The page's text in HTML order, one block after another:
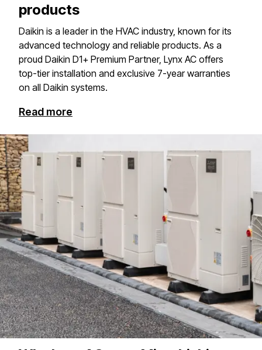
products
Daikin is a leader in the HVAC industry, known for its
advanced technology and reliable products. As a
proud Daikin D1+ Premium Partner, Lynx AC offers
top-tier installation and exclusive 7-year warranties
on all Daikin systems.​​​​‌ ‍ ​‍​‍‌‍ ‌ ​‍‌‍‍‌‌‍‌ ‌‍‍‌‌‍ ‍​‍​‍​ ‍‍​‍​‍‌ ​ ‌‍​‌‌‍ ‍‌‍‍‌‌ ‌​‌ ‍‌​‍ ‍‌‍‍‌‌‍ ​‍​‍​‍ ​​‍​‍‌‍‍​‌ ​‍‌‍‌‌‌‍‌‍​‍​‍​ ‍‍​‍​‍​‍ ‌‍​‌‌‍‌​‌‍ ‌‌‍‍‌‌‍ ‍​‍ ‌‍‍‌‌‍ ‍‌ ‌​‌‍‌‌‌‍ ‍‌ ‌​​‍ ‌‍‌‌‌‍‌​‌‍‍‌‌ ‌​​‍ ‌‍ ‌‌‍ ‌‍‌​‌‍‌‌​ ‌‌ ​​‌ ​‍‌‍‌‌‌ ​ ‌‍‌‌‌‍ ‍‌ ‌​‌‍​‌‌ ‌​‌‍‍‌‌‍ ‌‍ ‍​ ‍ ‌‍‍‌‌‍‌​​ ‌​ ‌‍​ ​​​ ​​​ ​‍​ ‌‍​ ​ ‌‍​ ​ ‌‍​‍ ‌‌‍​‍​ ‌​​ ‌‍​ ​ ​‍ ‌​ ‌​​ ‍‌‌‍​ ‌‍​‌​‍ ‌‌‍​‌​ ‌‌‌‍​ ​ ‌‍​‍ ‌‌‍‌‌​ ​‌‌‍‌​​ ‍‌​ ‌​‌‍‌‍​ ​ ​ ‍​‌‍​‍​ ‌‍‌‍‌​‌‍​ ​ ‍ ‌ ‌​‌ ‍‌‌ ​​‌‍‌‌​ ‌‌ ​​‌‍ ‌ ​ ‌ ‌​​ ‍ ‌ ​​‌‍​‌‌ ‌​‌‍‍​​ ‌‌ ​ ‌‍‍​‌‍ ‌ ​‍‌ ‌​‌​‌​‌‍‌‌‌ ​ ‌‍​ ‌ ​‍‌‍‍‌‌ ​​‌ ‌​‌‍‍‌‌‍ ‌‍ ‍​ ‌‍​‍‌‍​‌‌ ​ ‌‍‌‌‌‌‌‌‌ ​‍‌‍ ​​ ‌​‍‌‌​ ​‍‌​‌‍‌‍​‌‌‍‌​‌‍ ‌‌‍‍‌‌‍ ‍​‍‌‍‌‍‍‌‌‍‌​​ ‌​ ‌‍​ ​​​ ​​​ ​‍​ ‌‍​ ​ ‌‍​ ​ ‌‍​‍ ‌‌‍​‍​ ‌​​ ‌‍​ ​ ​‍ ‌​ ‌​​ ‍‌‌‍​ ‌‍​‌​‍ ‌‌‍​‌​ ‌‌‌‍​ ​ ‌‍​‍ ‌‌‍‌‌​ ​‌‌‍‌​​ ‍‌​ ‌​‌‍‌‍​ ​ ​ ‍​‌‍​‍​ ‌‍‌‍‌​‌‍​ ​‍‌‍‌ ‌​‌ ‍‌‌ ​​‌‍‌‌​ ‌‌ ​​‌‍ ‌ ​ ‌ ‌​​‍‌‍‌ ​​‌‍​‌‌ ‌​‌‍‍​​ ‌‌ ​ ‌‍‍​‌‍ ‌ ​‍‌ ‌​‌​‌​‌‍‌‌‌ ​ ‌‍​ ‌ ​‍‌‍‍‌‌ ​​‌ ‌​‌‍‍‌‌‍ ‌‍ ‍​‍​‍‌ ‌
Read more